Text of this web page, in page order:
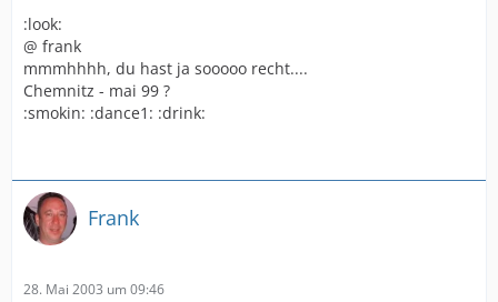
:look:
@ frank
mmmhhhh, du hast ja sooooo recht....
Chemnitz - mai 99 ?
:smokin: :dance1: :drink:
Frank
28. Mai 2003 um 09:46